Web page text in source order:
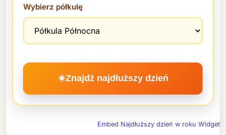
Wybierz półkulę
☀️Znajdź najdłuższy dzień
Embed Najdłuższy dzień w roku Widget